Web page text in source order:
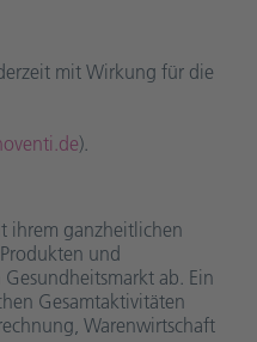
mit Wirkung für die
).
ihrem ganzheitlichen
und
ab. Ein
Gesamtaktivitäten
Warenwirtschaft